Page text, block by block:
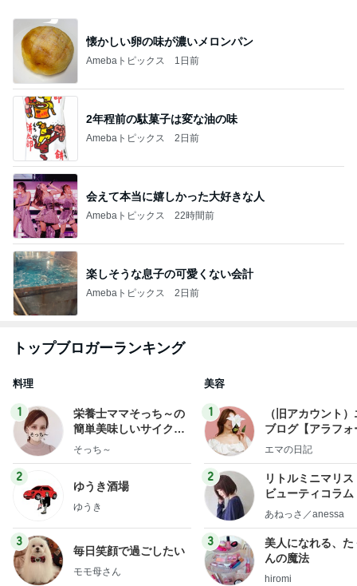
懐かしい卵の味が濃いメロンパン
Amebaトピックス 1日前
2年程前の駄菓子は変な油の味
Amebaトピックス 2日前
会えて本当に嬉しかった大好きな人
Amebaトピックス 22時間前
楽しそうな息子の可愛くない会計
Amebaトピックス 2日前
トップブロガーランキング
料理
1
栄養士ママそっち～の
簡単美味しいサイクル
献立
そっち～
2
ゆうき酒場
ゆうき
3
毎日笑顔で過ごしたい
モモ母さん
美容
1
（旧アカウント
ブログ【アラフォ
社売却セカンドラ
エマの日記
2
リトルミニマリス
ビューティコラ
little
あねっさ／anessa
3
美人になれる、た
んの魔法
hiromi